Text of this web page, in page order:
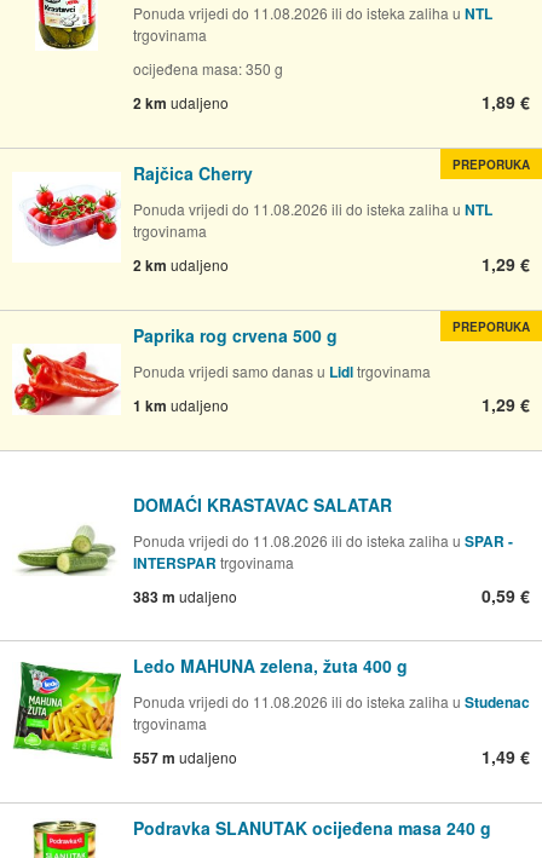
Ponuda vrijedi do 11.08.2026 ili do isteka zaliha u NTL
trgovinama
ocijeđena masa: 350 g
2 km udaljeno 1,89 €
Rajčica Cherry
Ponuda vrijedi do 11.08.2026 ili do isteka zaliha u NTL
trgovinama
2 km udaljeno 1,29 €
PREPORUKA
Paprika rog crvena 500 g
Ponuda vrijedi samo danas u Lidltrgovinama
1 km udaljeno 1,29 €
PREPORUKA
DOMAĆI KRASTAVAC SALATAR
Ponuda vrijedi do 11.08.2026 ili do isteka zaliha u SPAR -
INTERSPAR trgovinama
383 m udaljeno 0,59 €
Ledo MAHUNA zelena, žuta 400 g
Ponuda vrijedi do 11.08.2026 ili do isteka zaliha u Studenac
trgovinama
557 m udaljeno 1,49 €
Podravka SLANUTAK ocijeđena masa 240 g